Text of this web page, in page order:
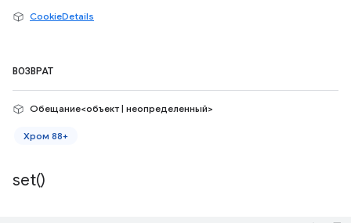
CookieDetails
ВОЗВРАТ
Обещание<объект | неопределенный>
Хром 88+
set()